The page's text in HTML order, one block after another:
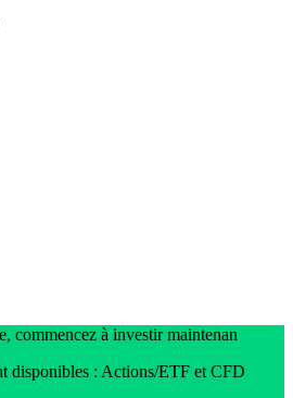
commencez à investir maintenan
disponibles : Actions/ETF et CFD